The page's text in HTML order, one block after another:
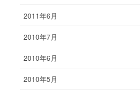
2011年6月
2010年7月
2010年6月
2010年5月